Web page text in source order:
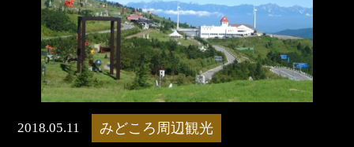
2018.05.11 みどころ周辺観光